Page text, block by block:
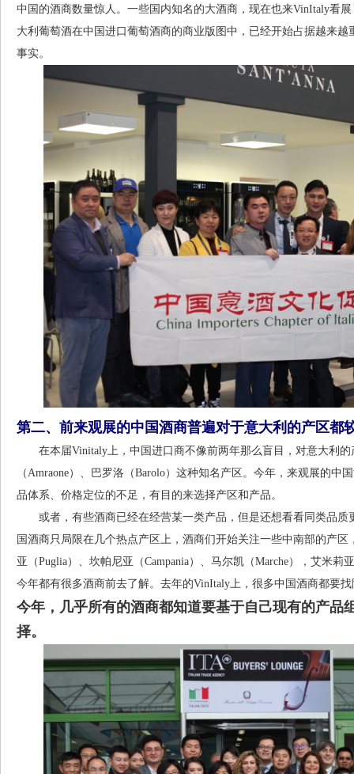
中国的酒商数量惊人。一些国内知名的大酒商，现在也来VinItaly看
大利葡萄酒在中国进口葡萄酒商的商业版图中，已经开始占据越来
事实。
第二、前来观展的中国酒商普遍对于意大利的产区都
在本届Vinitaly上，中国进口商不像前两年那么盲目，对意大利的
（Amraone）、巴罗洛（Barolo）这种知名产区。今年，来观展的
品体系、价格定位的不足，有目的来选择产区和产品。
或者，有些酒商已经在经营某一类产品，但是还想看看同类品质
国酒商只局限在几个热点产区上，酒商们开始关注一些中南部的产
亚（Puglia）、坎帕尼亚（Campania）、马尔凯（Marche），艾米莉
今年都有很多酒商前去了解。去年的VinItaly上，很多中国酒商都要
今年，几乎所有的酒商都知道要基于自己现有的产品
择。